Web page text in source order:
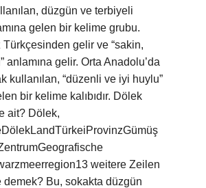
düzgün ve terbiyeli
gelen bir kelime grubu.
gelir ve “sakin,
anlamına gelir. Orta Anadolu’da
kullanılan, “düzenli ve iyi huylu”
bir kelime kalıbıdır. Dölek
ait? Dölek,
weitere Zeilen
demek? Bu, sokakta düzgün